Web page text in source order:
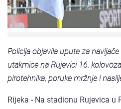
Policija objavila upute za
utakmice na Rujevici 16.
pirotehnika, poruke mržnje i
Rijeka - Na stadionu Rujevica u